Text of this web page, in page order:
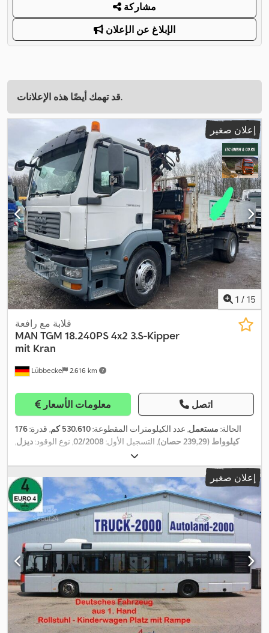
مشاركة
الإبلاغ عن الإعلان
قد تهمك أيضًا هذه الإعلانات.
إعلان صغير
1 / 15
Lübbecke 2.616 km
قلابة مع رافعة
MAN TGM 18.240PS 4x2 3.S-Kipper
mit Kran
معلومات الأسعار اتصل
الحالة: مستعمل, عدد الكيلومترات المقطوعة:530.610 كم , قدرة:176
كيلوواط (239,29 حصان)
, التسجيل الأول: 02/2008, نوع الوقود:ديزل,
, نوع التروس:
الانبعاثات:يورو 4 , سنة الصنع:2008 , معدات:EBS (نظام المكابح
الإلكتروني), تكييف الهواء, رافعة, مثبت السرعة, نظام الفرامل المانعة
للانغلاق (ABS), وصلات المقطورة,
إعلان صغير